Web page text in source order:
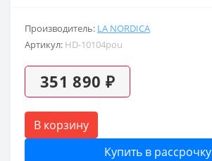
Производитель: LA NORDICA
Артикул: HD-10104pou
351 890 ₽
В корзину
Купить в рассрочку